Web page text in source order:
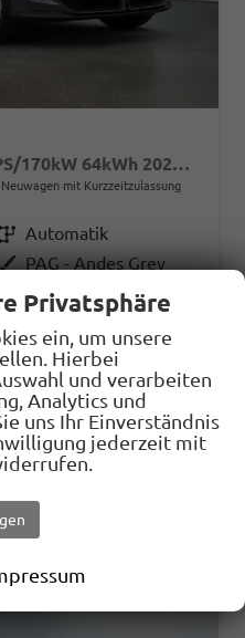
Luxury Long Range 231PS/170kW 64kWh 2025 | +7-Jahre/150.000km Werksgarantie
Neuwagen mit Kurzzeitzulassung
GetriebeAutomatik
AußenfarbePAG - Andes Grey
Details
465 km
Privatsphäre
ein, um unsere
Hierbei
und verarbeiten
Analytics und
uns Ihr Einverständnis
jederzeit mit